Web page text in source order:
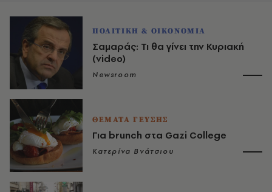
ΠΟΛΙΤΙΚΗ & ΟΙΚΟΝΟΜΙΑ
Σαμαράς: Τι θα γίνει την Κυριακή
(video)
Newsroom
ΘΕΜΑΤΑ ΓΕΥΣΗΣ
Για brunch στα Gazi College
Κατερίνα Βνάτσιου